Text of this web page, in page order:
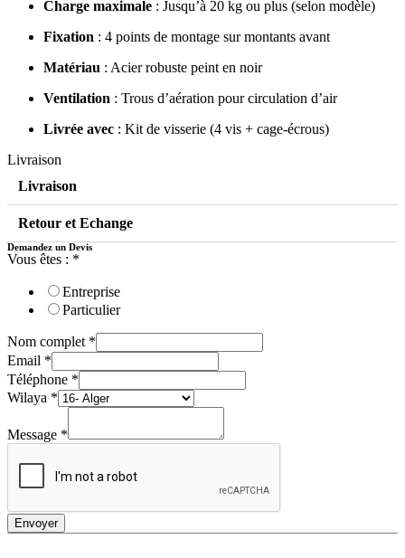
Charge maximale : Jusqu’à 20 kg ou plus (selon modèle)
Fixation : 4 points de montage sur montants avant
Matériau : Acier robuste peint en noir
Ventilation : Trous d’aération pour circulation d’air
Livrée avec : Kit de visserie (4 vis + cage-écrous)
Livraison
Livraison
Retour et Echange
Demandez un Devis
Vous êtes : *
Entreprise
Particulier
Nom complet *
Email *
Téléphone *
Wilaya *
Message *
Envoyer